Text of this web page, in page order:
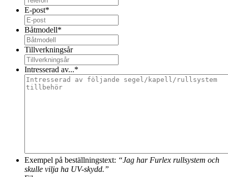
E-post*
Båtmodell*
Tillverkningsår
Intresserad av...*
Exempel på beställningstext: “Jag har Furlex rullsystem och
skulle vilja ha UV-skydd.”